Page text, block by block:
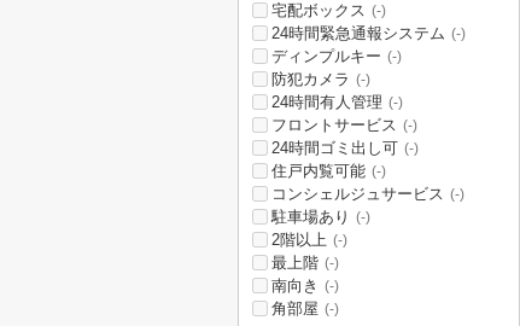
宅配ボックス (-)
24時間緊急通報システム (-)
ディンプルキー (-)
防犯カメラ (-)
24時間有人管理 (-)
フロントサービス (-)
24時間ゴミ出し可 (-)
住戸内覧可能 (-)
コンシェルジュサービス (-)
駐車場あり (-)
2階以上 (-)
最上階 (-)
南向き (-)
角部屋 (-)